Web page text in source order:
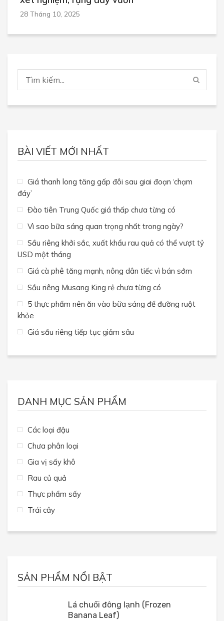
28 Tháng 10, 2025
BÀI VIẾT MỚI NHẤT
Giá thanh long tăng gấp đôi sau giai đoạn ‘chạm
đáy’
Đào tiên Trung Quốc giá thấp chưa từng có
Vì sao bữa sáng quan trọng nhất trong ngày?
Sầu riêng khởi sắc, xuất khẩu rau quả có thể vượt tỷ
USD một tháng
Giá cà phê tăng mạnh, nông dân tiếc vì bán sớm
Sầu riêng Musang King rẻ chưa từng có
5 thực phẩm nên ăn vào bữa sáng để đường ruột
khỏe
Giá sầu riêng tiếp tục giảm sâu
DANH MỤC SẢN PHẨM
Các loại đậu
Chưa phân loại
Gia vị sấy khô
Rau củ quả
Thực phẩm sấy
Trái cây
SẢN PHẨM NỔI BẬT
Lá chuối đông lạnh (Frozen
Banana Leaf)